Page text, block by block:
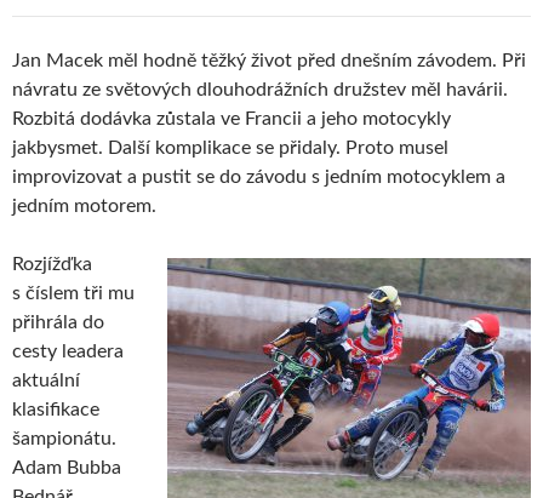
Jan Macek měl hodně těžký život před dnešním závodem. Při
návratu ze světových dlouhodrážních družstev měl havárii.
Rozbitá dodávka zůstala ve Francii a jeho motocykly
jakbysmet. Další komplikace se přidaly. Proto musel
improvizovat a pustit se do závodu s jedním motocyklem a
jedním motorem.
Rozjížďka
s číslem tři mu
přihrála do
cesty leadera
aktuální
klasifikace
šampionátu.
Adam Bubba